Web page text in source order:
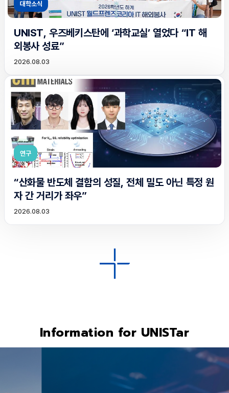
대학소식
UNIST, 우즈베키스탄에 ‘과학교실’ 열었다 “IT 해
외봉사 성료”
2026.08.03
연구
“산화물 반도체 결함의 성질, 전체 밀도 아닌 특정 원
자 간 거리가 좌우”
2026.08.03
Information for UNISTar